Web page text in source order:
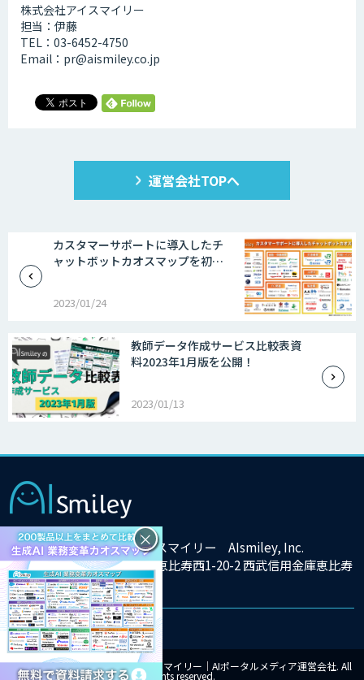
株式会社アイスマイリー
担当：伊藤
TEL：03-6452-4750
Email：pr@aismiley.co.jp
運営会社TOPへ
カスタマーサポートに導入したチ
ャットボットカオスマップを初…
2023/01/24
教師データ作成サービス比較表資
料2023年1月版を公開！
2023/01/13
株式会社アイスマイリー AIsmiley, Inc.
東京都渋谷区恵比寿西1-20-2 西武信用金庫恵比寿
ビル9F
© Copyright 2025 株式会社アイスマイリー｜AIポータルメディア運営会社. All
rights reserved.
×